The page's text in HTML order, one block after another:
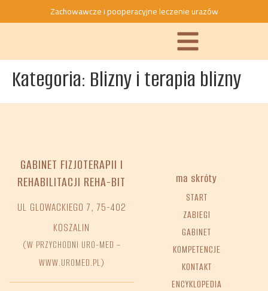
Zachowawcze i pooperacyjne leczenie urazów
Kategoria: Blizny i terapia blizny
GABINET FIZJOTERAPII I
REHABILITACJI REHA-BIT
UL GLOWACKIEGO 7, 75-402
KOSZALIN
(W PRZYCHODNI URO-MED –
WWW.UROMED.PL)
ma skróty
START
ZABIEGI
GABINET
KOMPETENCJE
KONTAKT
ENCYKLOPEDIA